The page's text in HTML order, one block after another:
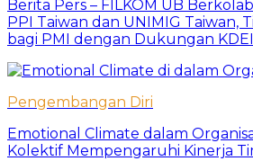
Berita Pers – FILKOM UB
PPI Taiwan dan UNIMIG Taiwan,
bagi PMI dengan Dukungan
Pengembangan Diri
Emotional Climate dalam
Kolektif Mempengaruhi Kinerja